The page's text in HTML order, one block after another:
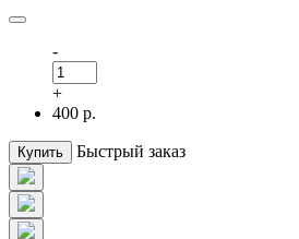
-
+
400 р.
Купить Быстрый заказ